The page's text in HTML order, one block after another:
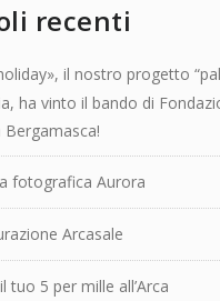
recenti
il nostro progetto
ha vinto il bando di
fotografica Aurora
Arcasale
tuo 5 per mille all’Arca